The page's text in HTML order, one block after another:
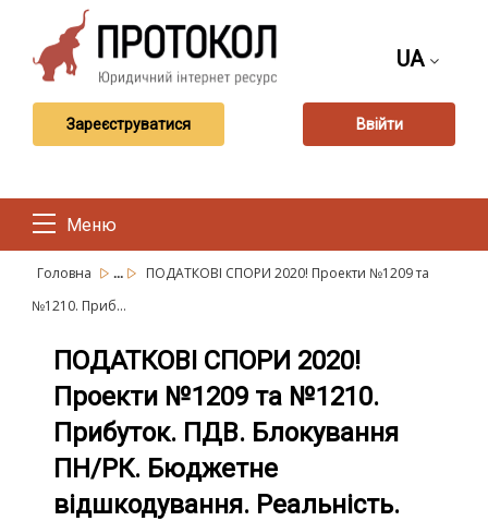
UA
Зареєструватися Ввійти
Меню
Головна ...
ПОДАТКОВІ СПОРИ 2020! Проекти №1209 та
№1210. Приб...
ПОДАТКОВІ СПОРИ 2020!
Проекти №1209 та №1210.
Прибуток. ПДВ. Блокування
ПН/РК. Бюджетне
відшкодування. Реальність.